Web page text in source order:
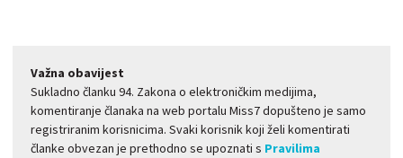
Važna obavijest
Sukladno članku 94. Zakona o elektroničkim medijima,
komentiranje članaka na web portalu Miss7 dopušteno je samo
registriranim korisnicima. Svaki korisnik koji želi komentirati
članke obvezan je prethodno se upoznati s Pravilima